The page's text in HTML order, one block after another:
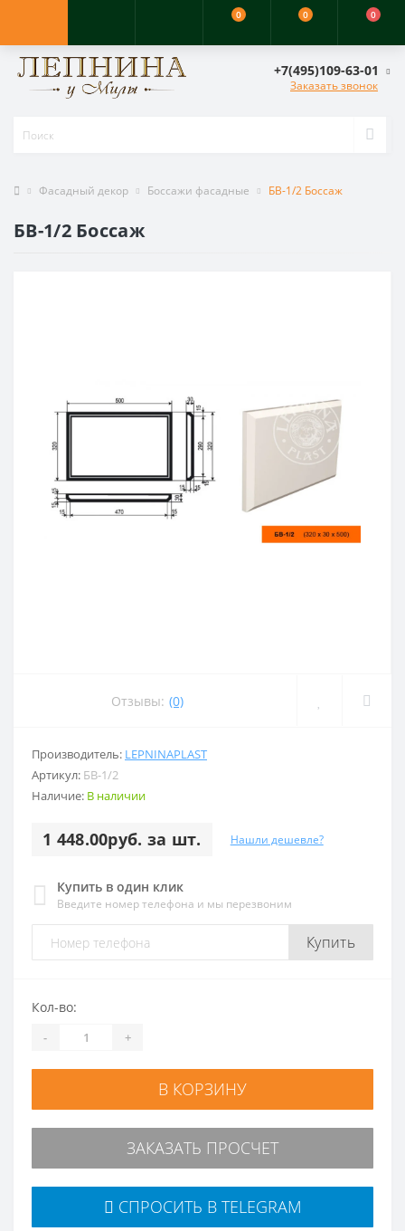
0 0 0
+7(495)109-63-01
Заказать звонок
Фасадный декор Боссажи фасадные БВ-1/2 Боссаж
БВ-1/2 Боссаж
Отзывы: (0)
Производитель: LEPNINAPLAST
Артикул: БВ-1/2
Наличие: В наличии
1 448.00руб. за шт. Нашли дешевле?
Купить в один клик
Введите номер телефона и мы перезвоним
Купить
Кол-во:
- +
В КОРЗИНУ
ЗАКАЗАТЬ ПРОСЧЕТ
СПРОСИТЬ В TELEGRAM